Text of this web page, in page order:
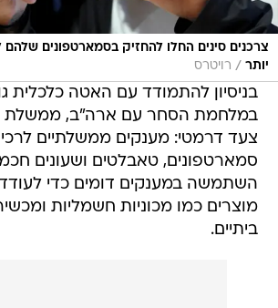
צרכנים סינים החלו להחזיק בסמארטפונים שלהם
יותר / רויטרס
בניסיון להתמודד עם האטה כלכלית
במלחמת הסחר עם ארה"ב, ממשלת
צעד דרמטי: מענקים ממשלתיים
סמארטפונים, טאבלטים ושעונים
השתמשה במענקים דומים כדי
מוצרים כמו מכוניות חשמליות
ביתיים.